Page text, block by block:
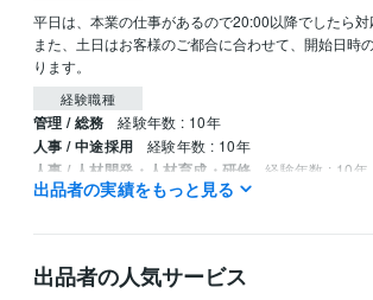
平日は、本業の仕事があるので20:00以降でしたら対
また、土日はお客様のご都合に合わせて、開始日時
ります。
経験職種
管理 / 総務 経験年数 : 10年
人事 / 中途採用 経験年数 : 10年
人事 / 人材開発・人材育成・研修 経験年数 : 10年
日商簿記検定2級 取得年 : 2017年
プログラミング言語・フレームワーク
出品者の実績をもっと見る
出品者の人気サービス